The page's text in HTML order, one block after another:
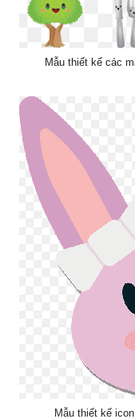
Mẫu thiết kế các
Mẫu thiết kế